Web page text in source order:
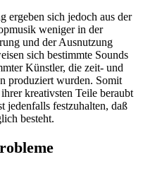
ergeben sich jedoch aus der
weniger in der
und der Ausnutzung
sich bestimmte Sounds
Künstler, die zeit- und
produziert wurden. Somit
kreativsten Teile beraubt
jedenfalls festzuhalten, daß
besteht.